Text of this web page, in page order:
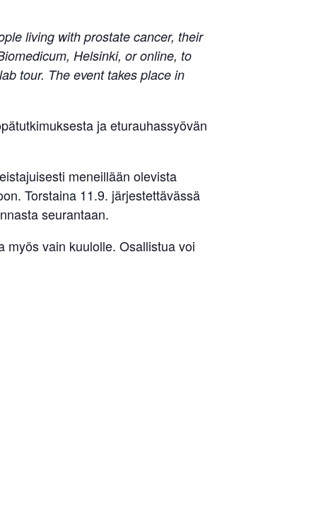
living with prostate cancer, their
Helsinki, or online, to
tour. The event takes place in
ja eturauhassyövän
meneillään olevista
Torstaina 11.9. järjestettävässä
seurantaan.
myös vain kuulolle. Osallistua voi